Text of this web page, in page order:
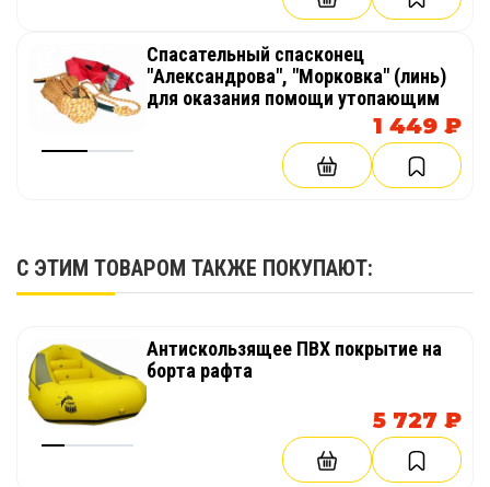
Спасательный спасконец
"Александрова", "Морковка" (линь)
для оказания помощи утопающим
1 449 ₽
С ЭТИМ ТОВАРОМ ТАКЖЕ ПОКУПАЮТ:
Антискользящее ПВХ покрытие на
борта рафта
5 727 ₽